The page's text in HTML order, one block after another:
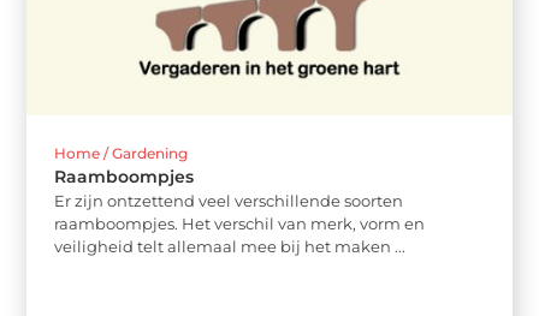
Home / Gardening
Raamboompjes
Er zijn ontzettend veel verschillende soorten
raamboompjes. Het verschil van merk, vorm en
veiligheid telt allemaal mee bij het maken ...